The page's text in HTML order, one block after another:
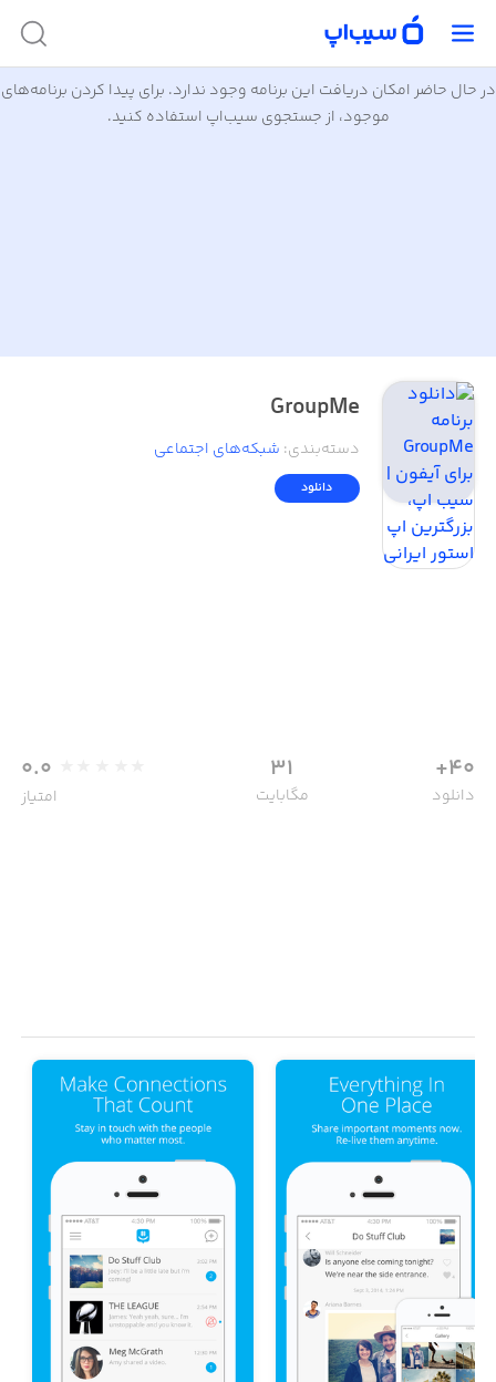
در حال حاضر امکان دریافت این برنامه وجود ندارد. برای پیدا کردن برنامه‌های
موجود، از جستجوی سیب‌اپ استفاده کنید.
GroupMe
دسته‌بندی: شبکه‌های اجتماعی
دانلود
40+
دانلود
31
مگابایت
0.0
امتیاز